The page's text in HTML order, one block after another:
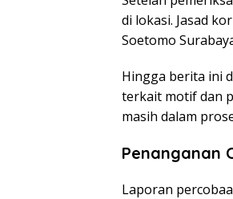
di lokasi. Jasad
Soetomo
Hingga berita ini
terkait motif dan
masih dalam
Penanganan
Laporan